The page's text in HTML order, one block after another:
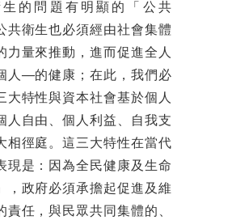
的問題有明顯的「公共
共衛生也必須經由社會集體
力量來推動，進而促進全人
人──的健康；在此，我們必
大特性與資本社會基於個人
人自由、個人利益、自我支
相徑庭。這三大特性在當代
現是：因為全民健康及生命
，政府必須承擔起促進及維
責任，與民眾共同集體的、